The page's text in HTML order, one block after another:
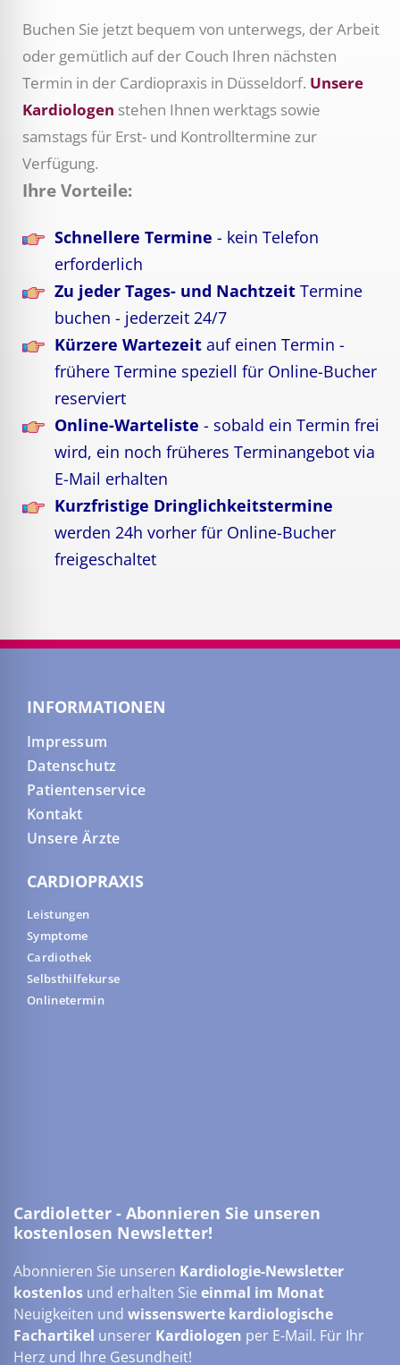
Buchen Sie jetzt bequem von unterwegs, der Arbeit
oder gemütlich auf der Couch Ihren nächsten
Termin in der Cardiopraxis in Düsseldorf. Unsere
Kardiologen stehen Ihnen werktags sowie
samstags für Erst- und Kontrolltermine zur
Verfügung.
Ihre Vorteile:
Schnellere Termine- kein Telefon
erforderlich
Zu jeder Tages- und Nachtzeit Termine
buchen - jederzeit 24/7
Kürzere Wartezeit auf einen Termin -
frühere Termine speziell für Online-Bucher
reserviert
Online-Warteliste - sobald ein Termin frei
wird, ein noch früheres Terminangebot via
E-Mail erhalten
Kurzfristige Dringlichkeitstermine
werden 24h vorher für Online-Bucher
freigeschaltet
INFORMATIONEN
Impressum
Datenschutz
Patientenservice
Kontakt
Unsere Ärzte
CARDIOPRAXIS
Leistungen
Symptome
Cardiothek
Selbsthilfekurse
Onlinetermin
Cardioletter - Abonnieren Sie unseren
kostenlosen Newsletter!
Abonnieren Sie unseren Kardiologie-Newsletter
kostenlos und erhalten Sie einmal im Monat
Neuigkeiten und wissenswerte kardiologische
Fachartikel unserer Kardiologen per E-Mail. Für Ihr
Herz und Ihre Gesundheit!